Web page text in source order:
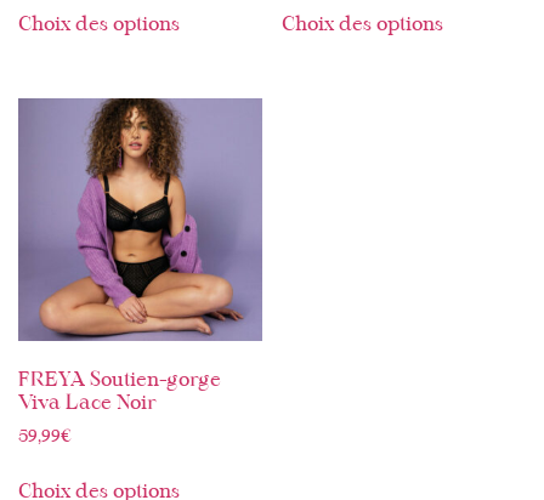
Choix des options Choix des options
FREYA Soutien-gorge
Viva Lace Noir
59,99€
Choix des options